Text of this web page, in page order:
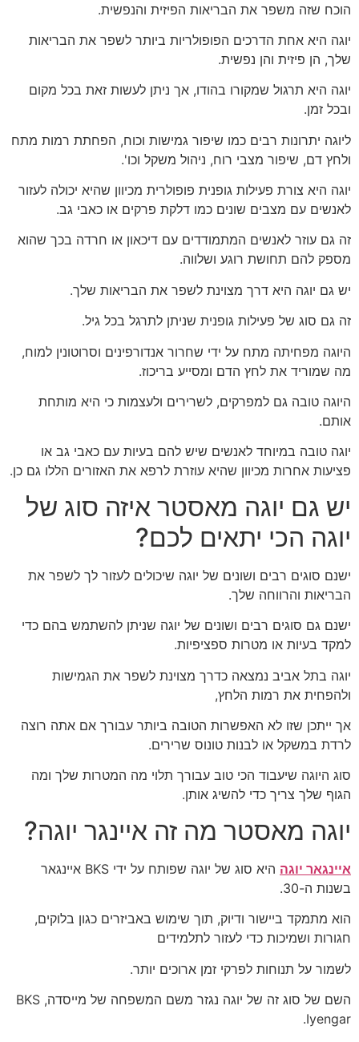
הוכח שזה משפר את הבריאות הפיזית והנפשית.
יוגה היא אחת הדרכים הפופולריות ביותר לשפר את הבריאות
שלך, הן פיזית והן נפשית.
יוגה היא תרגול שמקורו בהודו, אך ניתן לעשות זאת בכל מקום
ובכל זמן.
ליוגה יתרונות רבים כמו שיפור גמישות וכוח, הפחתת רמות מתח
ולחץ דם, שיפור מצבי רוח, ניהול משקל וכו'.
יוגה היא צורת פעילות גופנית פופולרית מכיוון שהיא יכולה לעזור
לאנשים עם מצבים שונים כמו דלקת פרקים או כאבי גב.
זה גם עוזר לאנשים המתמודדים עם דיכאון או חרדה בכך שהוא
מספק להם תחושת רוגע ושלווה.
יש גם יוגה היא דרך מצוינת לשפר את הבריאות שלך.
זה גם סוג של פעילות גופנית שניתן לתרגל בכל גיל.
היוגה מפחיתה מתח על ידי שחרור אנדורפינים וסרוטונין למוח,
מה שמוריד את לחץ הדם ומסייע בריכוז.
היוגה טובה גם למפרקים, לשרירים ולעצמות כי היא מותחת
אותם.
יוגה טובה במיוחד לאנשים שיש להם בעיות עם כאבי גב או
פציעות אחרות מכיוון שהיא עוזרת לרפא את האזורים הללו גם כן.
יש גם יוגה מאסטר איזה סוג של
יוגה הכי יתאים לכם?
ישנם סוגים רבים ושונים של יוגה שיכולים לעזור לך לשפר את
הבריאות והרווחה שלך.
ישנם גם סוגים רבים ושונים של יוגה שניתן להשתמש בהם כדי
למקד בעיות או מטרות ספציפיות.
יוגה בתל אביב נמצאה כדרך מצוינת לשפר את הגמישות
ולהפחית את רמות הלחץ,
אך ייתכן שזו לא האפשרות הטובה ביותר עבורך אם אתה רוצה
לרדת במשקל או לבנות טונוס שרירים.
סוג היוגה שיעבוד הכי טוב עבורך תלוי מה המטרות שלך ומה
הגוף שלך צריך כדי להשיג אותן.
יוגה מאסטר מה זה איינגר יוגה?
איינגאר יוגה
היא סוג של יוגה שפותח על ידי BKS איינגאר
בשנות ה-30.
הוא מתמקד ביישור ודיוק, תוך שימוש באביזרים כגון בלוקים,
חגורות ושמיכות כדי לעזור לתלמידים
לשמור על תנוחות לפרקי זמן ארוכים יותר.
השם של סוג זה של יוגה נגזר משם המשפחה של מייסדה, BKS
Iyengar.